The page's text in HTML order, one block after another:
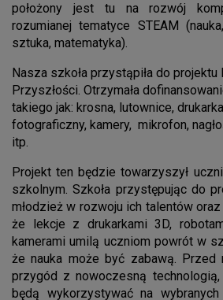
położony jest tu na rozwój
rozumianej tematyce STEAM
sztuka, matematyka).
Nasza szkoła przystąpiła do projektu
Przyszłości. Otrzymała
takiego jak: krosna, lutownice,
fotograficzny, kamery, mikrofon,
itp.
Projekt ten będzie towarzyszył
szkolnym. Szkoła przystępując do
młodzież w rozwoju ich talentów
że lekcje z drukarkami 3D,
kamerami umilą uczniom powrót w
że nauka może być zabawą. Przed
przygód z nowoczesną
będą wykorzystywać na wybranych